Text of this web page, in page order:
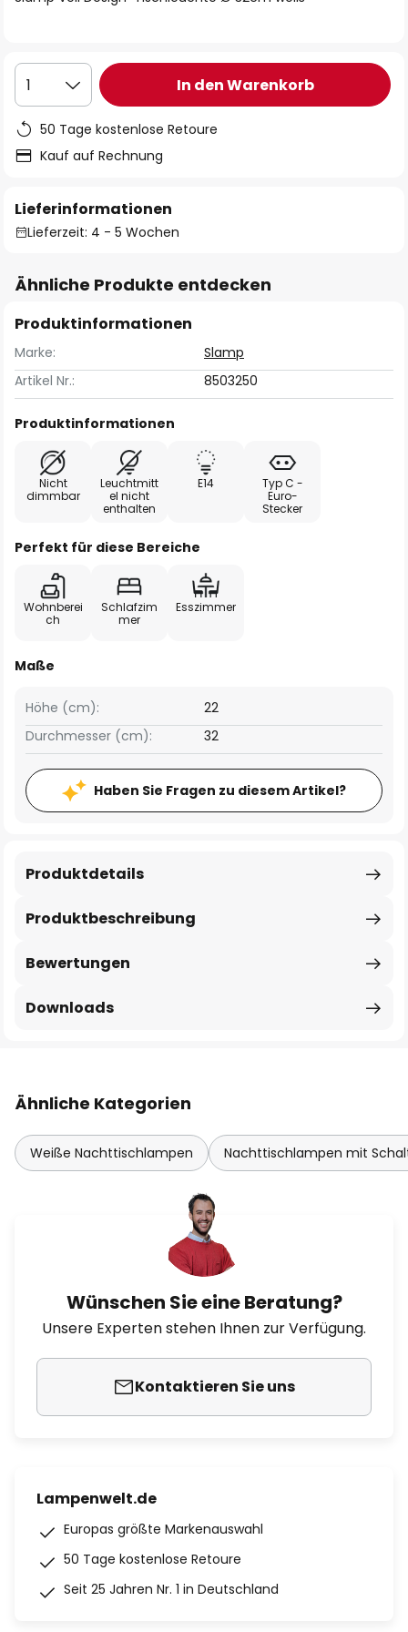
1 In den Warenkorb
50 Tage kostenlose Retoure
Kauf auf Rechnung
Lieferinformationen
Lieferzeit: 4 - 5 Wochen
Ähnliche Produkte entdecken
Produktinformationen
Marke:
Slamp
Artikel Nr.:
8503250
Produktinformationen
Nicht
dimmbar
Leuchtmitt
el nicht
enthalten
E14
Typ C -
Euro-
Stecker
Perfekt für diese Bereiche
Wohnberei
ch
Schlafzim
mer
Esszimmer
Maße
Höhe (cm):
22
Durchmesser (cm):
32
Haben Sie Fragen zu diesem Artikel?
Produktbeschreibung
Produktdetails
Bewertungen
Downloads
Ähnliche Kategorien
Weiße Nachttischlampen Nachttischlampen mit
Wünschen Sie eine Beratung?
Unsere Experten stehen Ihnen zur Verfügung.
Kontaktieren Sie uns
Lampenwelt.de
Europas größte Markenauswahl
50 Tage kostenlose Retoure
Seit 25 Jahren Nr. 1 in Deutschland